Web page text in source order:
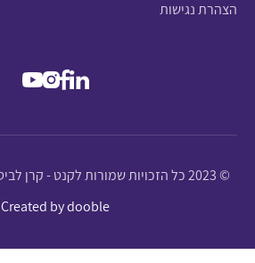
הצהרת נגישות
© 2023 כל הזכויות שמורות לקנט - קרן לביטוח נזקי טבע בחקלאות
Created by dooble